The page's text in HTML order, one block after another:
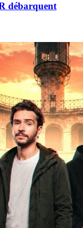
débarquent